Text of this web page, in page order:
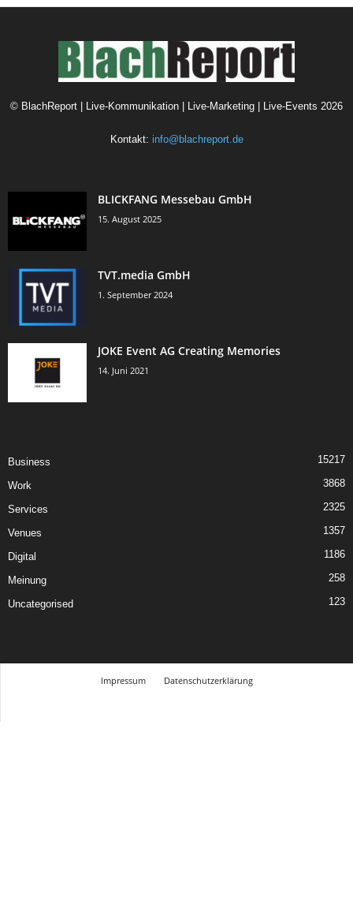
© BlachReport | Live-Kommunikation | Live-Marketing | Live-Events 2026
Kontakt: info@blachreport.de
BLICKFANG Messebau GmbH
15. August 2025
TVT.media GmbH
1. September 2024
JOKE Event AG Creating Memories
14. Juni 2021
Business 15217
Work 3868
Services 2325
Venues 1357
Digital 1186
Meinung 258
Uncategorised 123
Impressum
Datenschutzerklärung